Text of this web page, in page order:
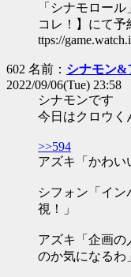
「シナモロー
コレ！】にて予
ttps://
602 名前： シナモン
2022/09/06(Tue) 23:58
シナモンです
今日はクロウく
>>594
アズキ「かわい
シフォン「イ
視！」
アズキ「企画の
のか気になるわ